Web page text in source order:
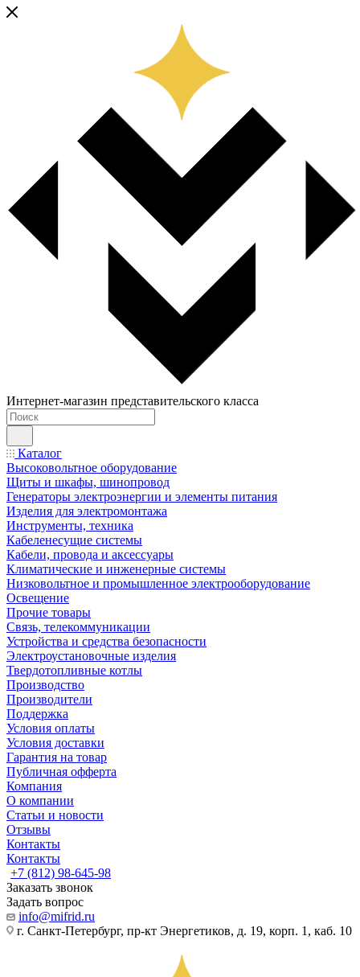
Интернет-магазин представительского класса
Каталог
Высоковольтное оборудование
Щиты и шкафы, шинопровод
Генераторы электроэнергии и элементы питания
Изделия для электромонтажа
Инструменты, техника
Кабеленесущие системы
Кабели, провода и аксессуары
Климатические и инженерные системы
Низковольтное и промышленное электрооборудование
Освещение
Прочие товары
Связь, телекоммуникации
Устройства и средства безопасности
Электроустановочные изделия
Твердотопливные котлы
Производство
Производители
Поддержка
Условия оплаты
Условия доставки
Гарантия на товар
Публичная офферта
Компания
О компании
Статьи и новости
Отзывы
Контакты
Контакты
+7 (812) 98-645-98
Заказать звонок
Задать вопрос
info@mifrid.ru
г. Санкт-Петербург, пр-кт Энергетиков, д. 19, корп. 1, каб. 10